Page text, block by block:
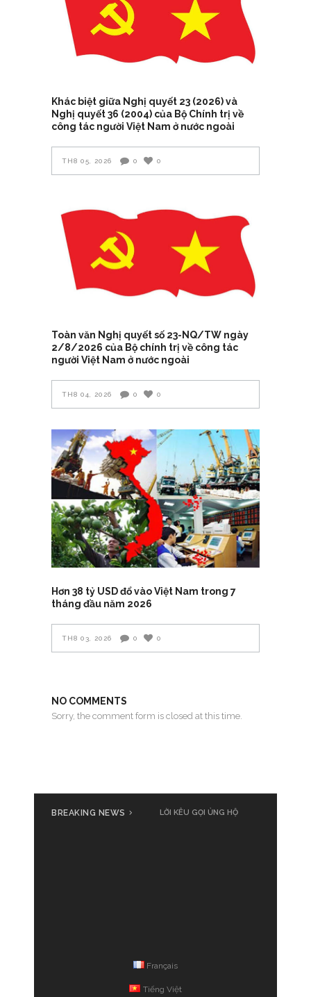
Khác biệt giữa Nghị quyết 23 (2026) và
Nghị quyết 36 (2004) của Bộ Chính trị về
công tác người Việt Nam ở nước ngoài
TH8 05, 2026 0 0
Toàn văn Nghị quyết số 23-NQ/TW ngày
2/8/2026 của Bộ chính trị về công tác
người Việt Nam ở nước ngoài
TH8 04, 2026 0 0
Hơn 38 tỷ USD đổ vào Việt Nam trong 7
tháng đầu năm 2026
TH8 03, 2026 0 0
NO COMMENTS
Sorry, the comment form is closed at this time.
BREAKING NEWS LỜI KÊU GỌI ỦNG HỘ
Français
Tiếng Việt